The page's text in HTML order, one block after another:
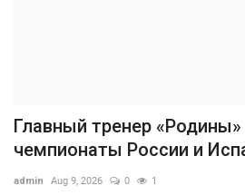
Главный тренер «Родины»
чемпионаты России и
admin Aug 9, 2026 0 1